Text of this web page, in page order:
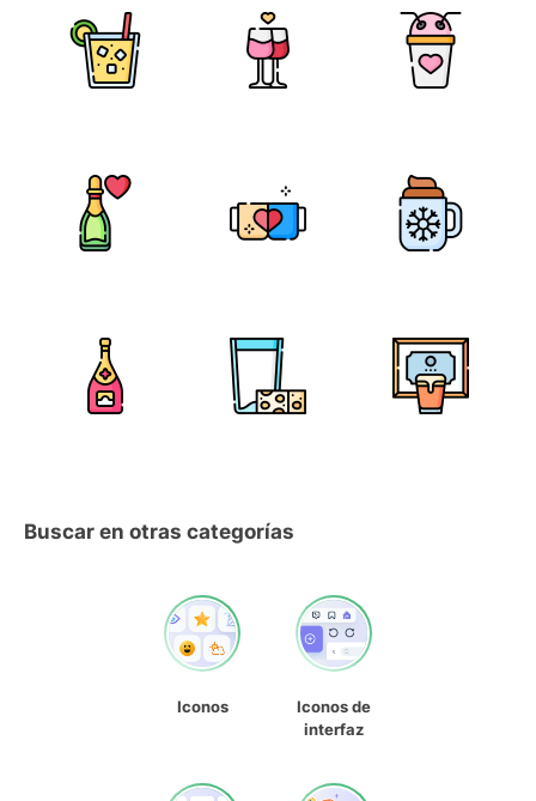
Buscar en otras categorías
Iconos
Iconos de
interfaz